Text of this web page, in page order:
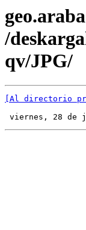
/
qv/JPG/
[Al directorio
viernes, 28 de